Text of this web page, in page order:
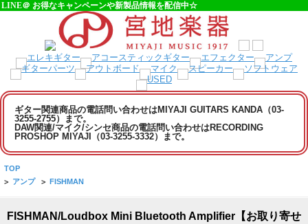
LINE＠ お得なキャンペーンや新製品情報を配信中☆
ギター関連商品の電話問い合わせはMIYAJI GUITARS KANDA（03-
3255-2755）まで。
DAW関連/マイク/シンセ商品の電話問い合わせはRECORDING
PROSHOP MIYAJI（03-3255-3332）まで。
TOP
> アンプ > FISHMAN
FISHMAN/Loudbox Mini Bluetooth Amplifier【お取り寄せ